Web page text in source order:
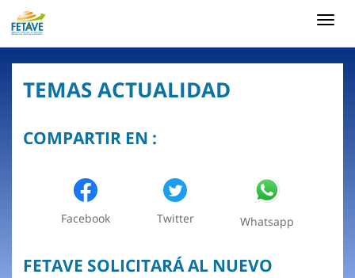
TEMAS ACTUALIDAD
COMPARTIR EN :
Facebook Twitter Whatsapp
FETAVE SOLICITARÁ AL NUEVO